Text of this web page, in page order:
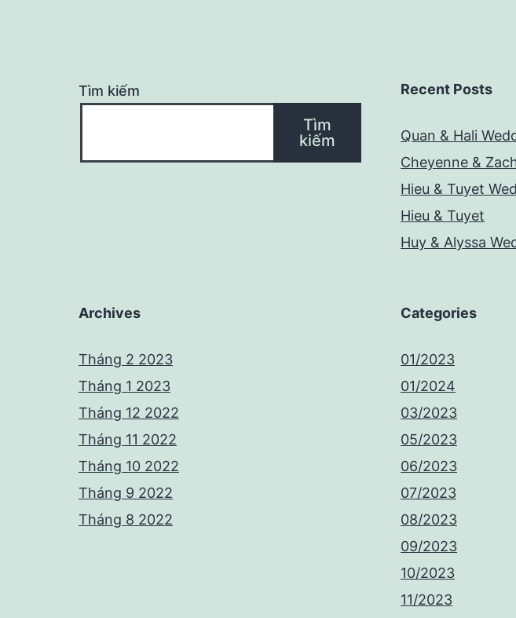
Tìm kiếm
Tìm
kiếm
Recent Posts
Quan & Hali
Cheyenne &
Hieu & Tuyet
Hieu & Tuyet
Huy & Alyssa
Archives
Tháng 2 2023
Tháng 1 2023
Tháng 12 2022
Tháng 11 2022
Tháng 10 2022
Tháng 9 2022
Tháng 8 2022
Categories
01/2023
01/2024
03/2023
05/2023
06/2023
07/2023
08/2023
09/2023
10/2023
11/2023